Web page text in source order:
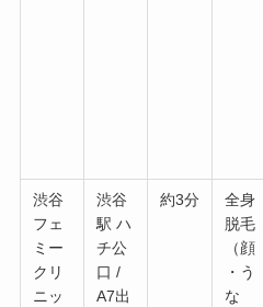
渋谷
フェ
ミー
クリ
ニッ
渋谷
駅 ハ
チ公
口 /
A7出
約3分
全身
脱毛
（顔
・う
な